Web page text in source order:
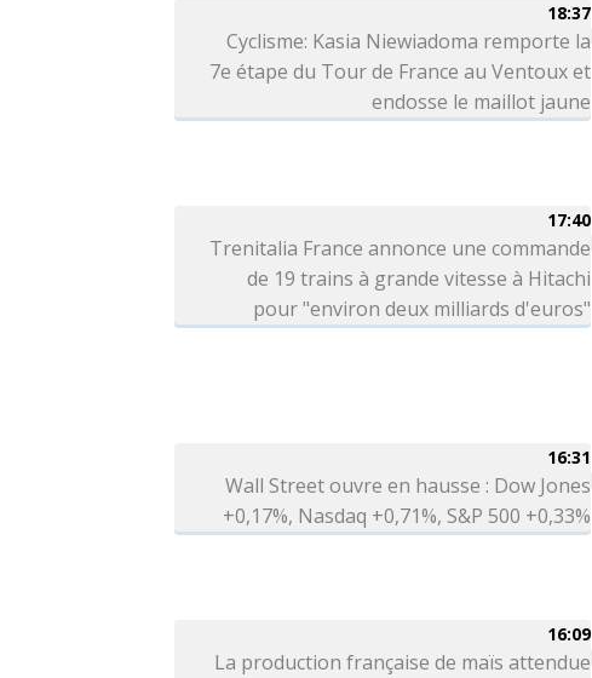
18:37
Cyclisme: Kasia Niewiadoma remporte la
7e étape du Tour de France au Ventoux et
endosse le maillot jaune
17:40
Trenitalia France annonce une commande
de 19 trains à grande vitesse à Hitachi
pour "environ deux milliards d'euros"
16:31
Wall Street ouvre en hausse : Dow Jones
+0,17%, Nasdaq +0,71%, S&P 500 +0,33%
16:09
La production française de maïs attendue